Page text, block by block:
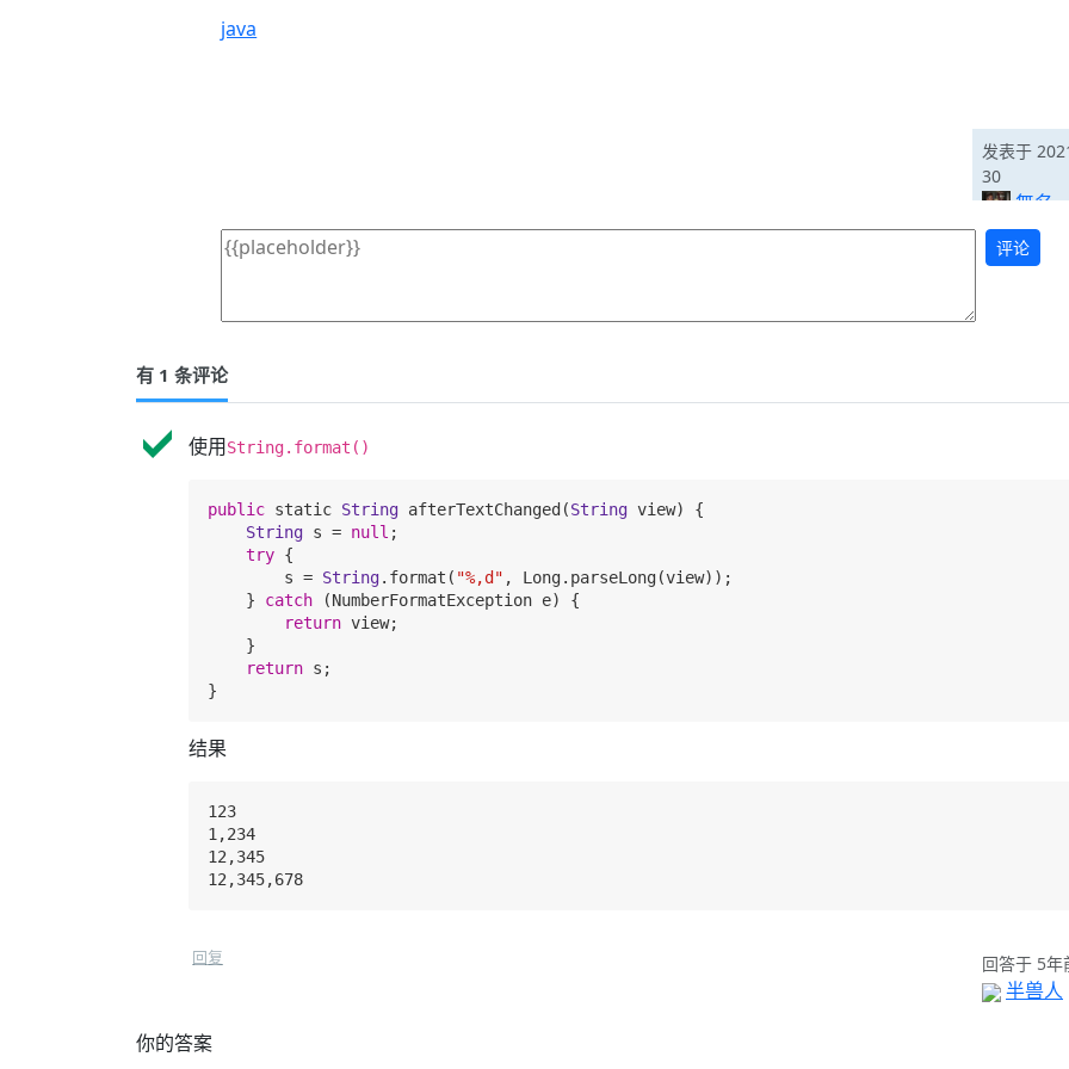
java
发表于
30
無名
评论
有 1 条评论
使用String.format()
public static String afterTextChanged(String view) {
String s = null ;
try {
        s =
String.format( "%,d" , Long.parseLong(view));
    }
catch (NumberFormatException e) {
return view;
    }
return s;
结果
123
1,234
12,345
回复 回答于 5年
半兽人
你的答案